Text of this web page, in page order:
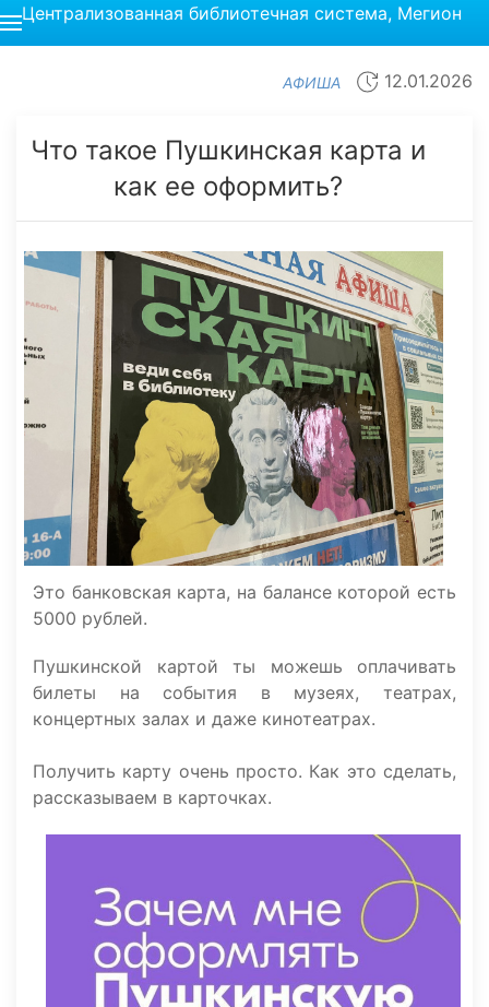
Централизованная библиотечная система, Мегион
АФИША 12.01.2026
Что такое Пушкинская карта и
как ее оформить?
Это банковская карта, на балансе которой есть
5000 рублей.
Пушкинской картой ты можешь оплачивать
билеты на события в музеях, театрах,
концертных залах и даже кинотеатрах.
Получить карту очень просто. Как это сделать,
рассказываем в карточках.